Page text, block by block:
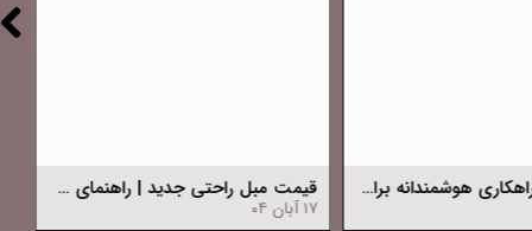
قیمت مبل راحتی جدید | راهنمای جامع قیمت مبل راحتی جدید
۱۷ آبان ۰۴
کمد دیواری: راهکاری هوشمندانه برای نظم و زیبایی خانه